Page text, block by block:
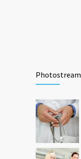
Photostream